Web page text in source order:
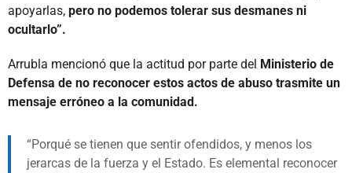
apoyarlas, pero no podemos tolerar sus desmanes ni
ocultarlo”.
Arrubla mencionó que la actitud por parte del Ministerio de
Defensa de no reconocer estos actos de abuso trasmite un
mensaje erróneo a la comunidad.
Porqué se tienen que sentir ofendidos, y menos los
jerarcas de la fuerza y el Estado. Es elemental reconocer